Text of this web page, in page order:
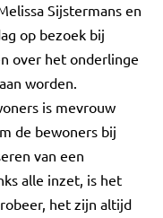
Sijstermans en
op bezoek bij
over het onderlinge
worden.
is mevrouw
de bewoners bij
van een
alle inzet, is het
het zijn altijd